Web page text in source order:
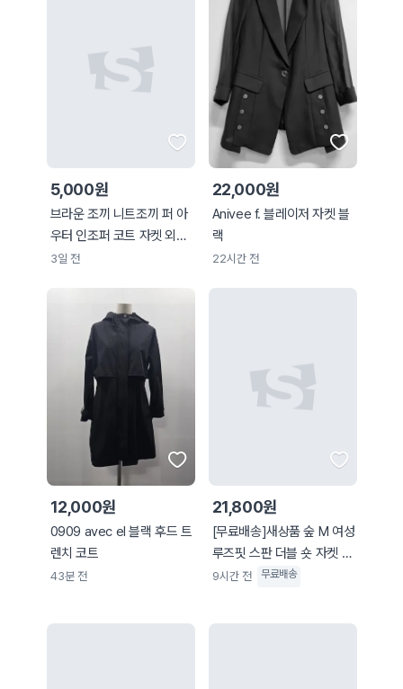
5,000원
브라운 조끼 니트조끼 퍼 아
우터 인조퍼 코트 자켓 외투
베스트
3일 전
22,000원
Anivee f. 블레이저 자켓 블
랙
22시간 전
12,000원
0909 avec el 블랙 후드 트
렌치 코트
43분 전
21,800원
[무료배송]새상품 숲 M 여성
루즈핏 스판 더블 숏 자켓 블
랙 그레이
9시간 전 무료배송